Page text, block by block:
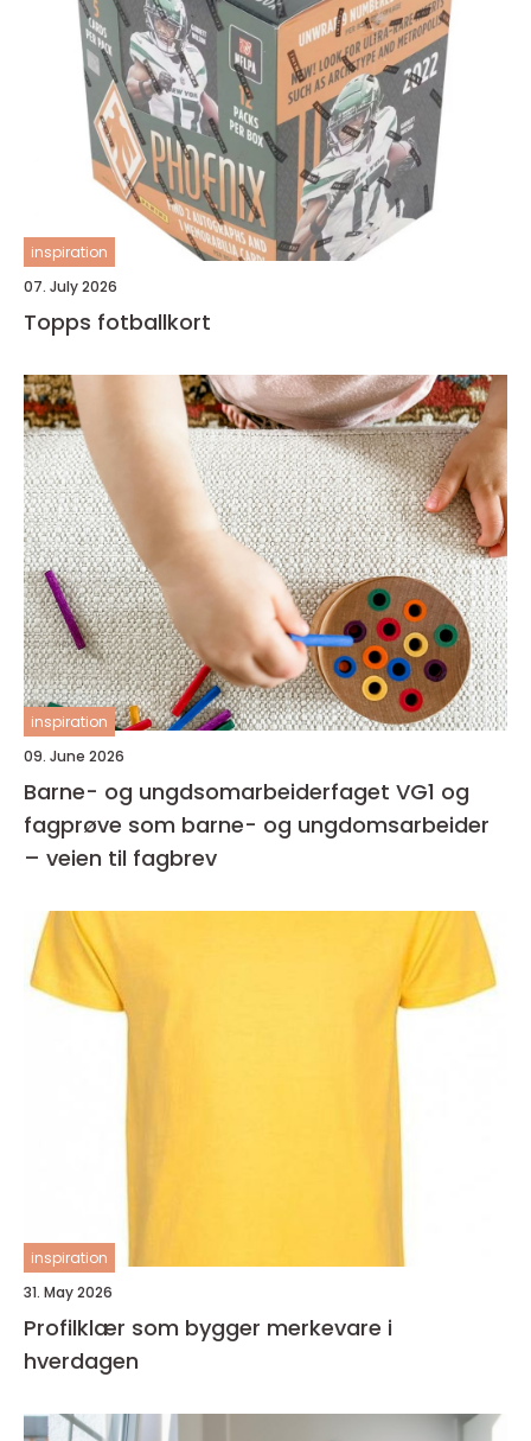
inspiration
07. July 2026
Topps fotballkort
inspiration
09. June 2026
Barne- og ungdsomarbeiderfaget VG1 og
fagprøve som barne- og ungdomsarbeider
– veien til fagbrev
inspiration
31. May 2026
Profilklær som bygger merkevare i
hverdagen